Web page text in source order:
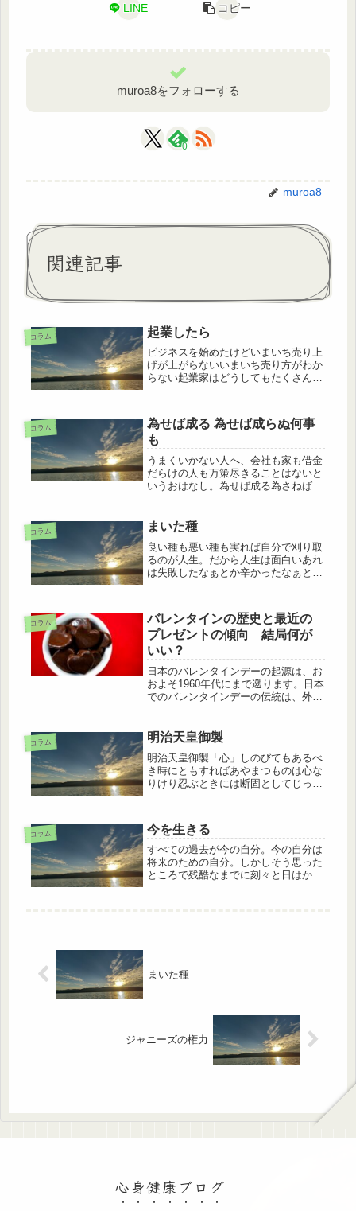
LINE コピー
muroa8をフォローする
0
muroa8
関連記事
コラム 起業したら
ビジネスを始めたけどいまいち売り上
げが上がらないいまいち売り方がわか
らない起業家はどうしてもたくさんの
です。なぜならばあなたは情報弱者に
なっているだからです。ビジネスのア
イ...
コラム
為せば成る 為せば成らぬ何事
も
うまくいかない人へ、会社も家も借金
だらけの人も万策尽きることはないと
いうおはなし。為せば成る為さねば成
ます。こんにちは、神主の誠徳です。
為せば成るって、なんとなく聞いたこ
と...
コラム まいた種
良い種も悪い種も実れば自分で刈り取
るのが人生。だから人生は面白いあれ
は失敗したなぁとか辛かったなぁとか
コラム
バレンタインの歴史と最近の
プレゼントの傾向 結局何が
いい？
日本のバレンタインデーの起源は、お
およそ1960年代にまで遡ります。日本
でのバレンタインデーの伝統は、外国
タインデーでは、一般的に女性が男性
にチョコレートを贈る習慣が主流で...
コラム 明治天皇御製
明治天皇御製「心」しのびてもあるべ
き時にともすればあやまつものは心な
りけり忍ぶときには断固としてじっと
てしまい過ちをしてしまい失敗してし
まうのは心のありかたが不十分である
か...
コラム 今を生きる
すべての過去が今の自分。今の自分は
将来のための自分。しかしそう思った
ところで残酷なまでに刻々と日はかげ
まいた種
ジャニーズの権力
心身健康ブログ